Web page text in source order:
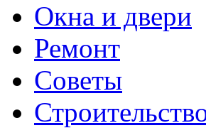
Окна и двери
Ремонт
Советы